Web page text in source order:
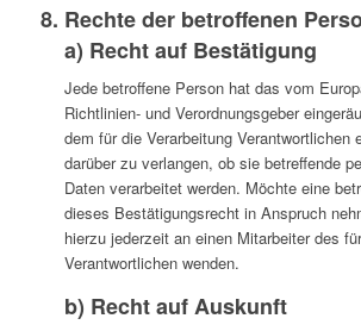
8. Rechte der betroffenen
a) Recht auf Bestätigung
Jede betroffene Person hat das vom
Richtlinien- und Verordnungsgeber
dem für die Verarbeitung Verantwortlichen
darüber zu verlangen, ob sie betreffende
Daten verarbeitet werden. Möchte eine
dieses Bestätigungsrecht in Anspruch
hierzu jederzeit an einen Mitarbeiter des
Verantwortlichen wenden.
b) Recht auf Auskunft